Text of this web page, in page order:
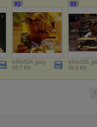
#3
640x534, jpeg
89.7 Kb
#4
434x335,
39.0 Kb